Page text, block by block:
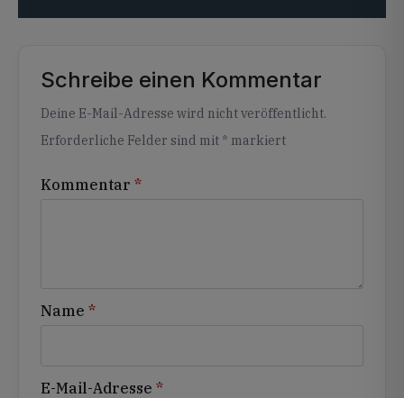
Schreibe einen Kommentar
Deine E-Mail-Adresse wird nicht veröffentlicht.
Erforderliche Felder sind mit * markiert
Kommentar *
Name *
E-Mail-Adresse *
Alternative: